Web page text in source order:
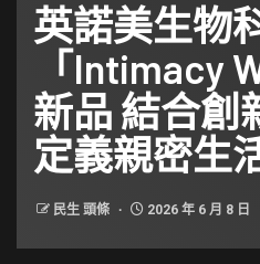
英諾美生物
「Intimacy
新品 結合創
定義親密生
民生 頭條 2026 年 6 月 8 日